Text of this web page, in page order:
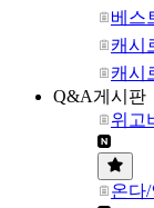
베스
캐시
캐시
Q&A게시판
위고
온다